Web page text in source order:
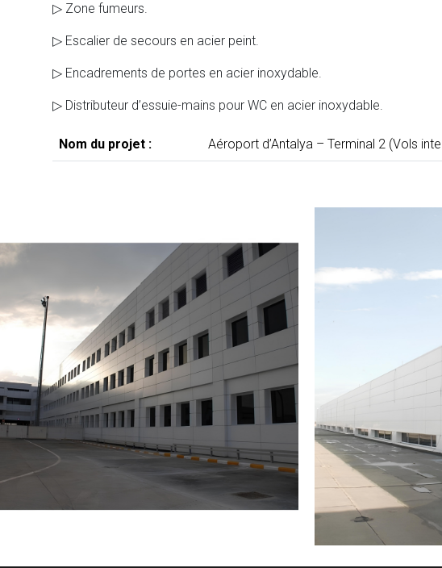
▷ Zone fumeurs.
▷ Escalier de secours en acier peint.
▷ Encadrements de portes en acier inoxydable.
▷ Distributeur d’essuie-mains pour WC en acier inoxydable.
Nom du projet : Aéroport d’Antalya – Terminal 2 (Vols